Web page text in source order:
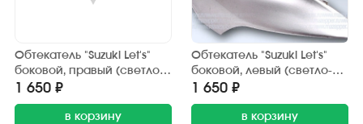
Обтекатель "Suzuki Let's"
боковой, правый (светло-
серый)
1 650 ₽
в корзину
Обтекатель "Suzuki Let's"
боковой, левый (светло-
серый)
1 650 ₽
в корзину